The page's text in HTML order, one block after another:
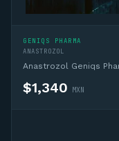
GENIQS PHARMA
ANASTROZOL
Anastrozol Geniqs
$1,340 MXN